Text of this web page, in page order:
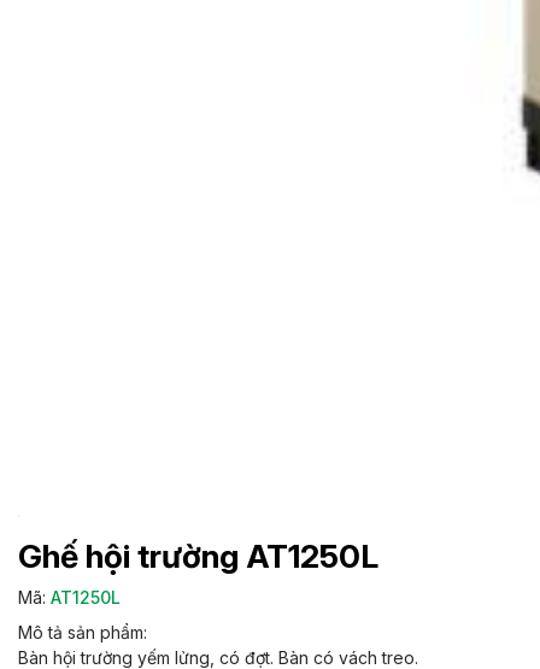
Ghế hội trường AT1250L
Mã: AT1250L
Mô tả sản phẩm:
Bàn hội trường yếm lửng, có đợt. Bàn có vách treo.